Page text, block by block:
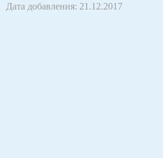
Дата добавления: 21.12.2017